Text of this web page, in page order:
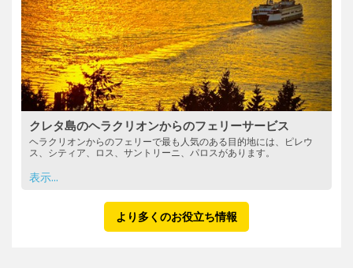
クレタ島のヘラクリオンからのフェリーサービス
ヘラクリオンからのフェリーで最も人気のある目的地には、ピレウ
ス、シティア、ロス、サントリーニ、パロスがあります。
表示...
より多くのお役立ち情報